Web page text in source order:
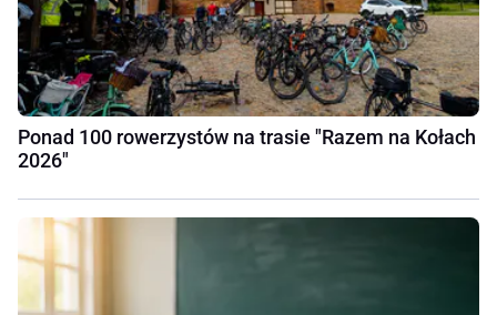
Ponad 100 rowerzystów na trasie "Razem na Kołach
2026"